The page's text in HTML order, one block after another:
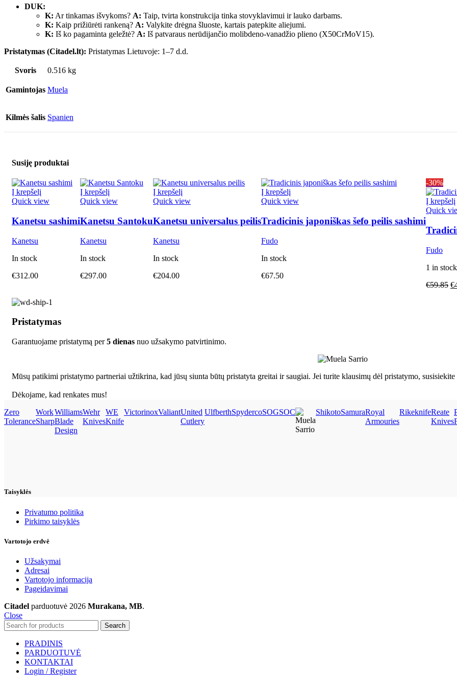
DUK:
K: Ar tinkamas išvykoms? A: Taip, tvirta konstrukcija tinka stovyklavimui ir lauko darbams.
K: Kaip prižiūrėti rankeną? A: Valykite drėgna šluoste, kartais patepkite aliejumi.
K: Iš ko pagaminta geležtė? A: Iš patvaraus nerūdijančio molibdeno-vanadžio plieno (X50CrMoV15).
Pristatymas (Citadel.lt): Pristatymas Lietuvoje: 1–7 d.d.
Svoris 0.516 kg
Gamintojas Muela
Kilmės šalis Spanien
Susiję produktai
Į krepšelį
Quick view
Kanetsu sashimi
Kanetsu
In stock
€312.00
Į krepšelį
Quick view
Kanetsu Santoku
Kanetsu
In stock
€297.00
Į krepšelį
Quick view
Kanetsu universalus peilis
Kanetsu
In stock
€204.00
Į krepšelį
Quick view
Tradicinis japoniškas šefo peilis sashimi
Fudo
In stock
€67.50
-30%
Į krepšelį
Quick
Fudo
1 in stock
€59.85 €
Pristatymas
Garantuojame pristatymą per5 dienas nuo užsakymo patvirtinimo.
Mūsų patikimi pristatymo partneriai užtikrina, kad jūsų siunta būtų pristatyta greitai ir saugiai. Jei turite klausimų dėl pristatymo,
Dėkojame, kad renkates mus!
Zero
Tolerance
Work
Sharp
Williams
Blade
Design
Wehr
Knives
WE
Knife
VictorinoxValiantUnited
Cutlery
UlfberthSpydercoSOGSOC ShikotoSamuraRoyal
Armouries
RikeknifeReate
Knives
Taisyklės
Privatumo politika
Pirkimo taisyklės
Vartotojo erdvė
Užsakymai
Adresai
Vartotojo informacija
Pageidavimai
Citadel parduotuvė 2026 Murakana, MB.
Close
Search
PRADINIS
PARDUOTUVĖ
KONTAKTAI
Login / Register